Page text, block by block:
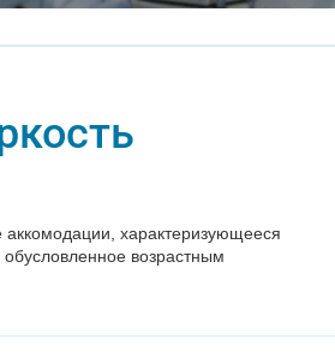
аккомодации, характеризующееся
возрастным